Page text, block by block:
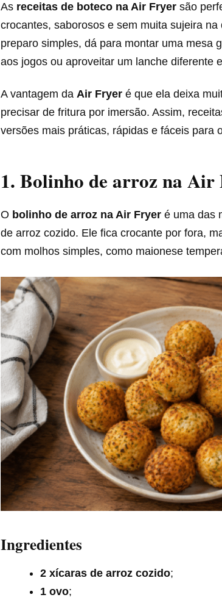
As receitas de boteco na Air Fryer são
crocantes, saborosos e sem muita sujeira
preparo simples, dá para montar uma mesa
aos jogos ou aproveitar um lanche diferente
A vantagem da Air Fryer é que ela deixa
precisar de fritura por imersão. Assim,
versões mais práticas, rápidas e fáceis para
1. Bolinho de arroz na
O bolinho de arroz na Air Fryer é uma das
de arroz cozido. Ele fica crocante por fora,
com molhos simples, como maionese
Ingredientes
2 xícaras de arroz cozido;
1 ovo;